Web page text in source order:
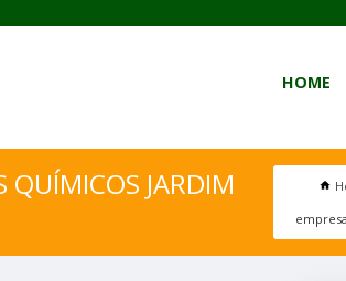
HOME
QUÍMICOS JARDIM